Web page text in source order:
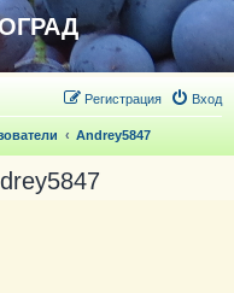
Вход
Регистрация
Andrey5847